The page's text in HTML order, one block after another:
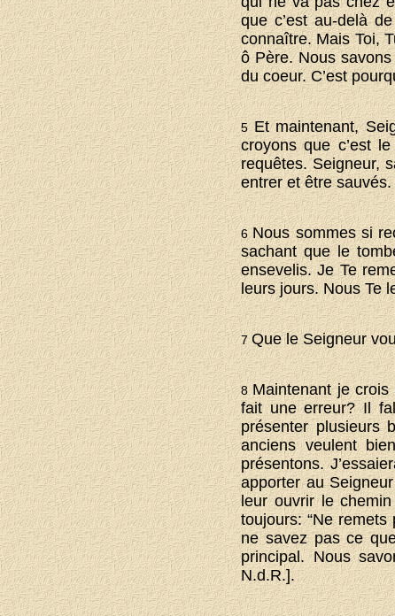
que c’est au-delà
connaître. Mais Toi,
ô Père. Nous
du coeur. C’est
5Et maintenant,
croyons que c’est
requêtes. Seigneur,
entrer et être sauvés.
6Nous sommes si
sachant que le
ensevelis. Je Te
leurs jours. Nous Te
7Que le Seigneur
8Maintenant je
fait une erreur? Il
présenter
anciens veulent
présentons.
apporter au
leur ouvrir le
toujours: “Ne remets
ne savez pas ce
principal. Nous
N.d.R.].